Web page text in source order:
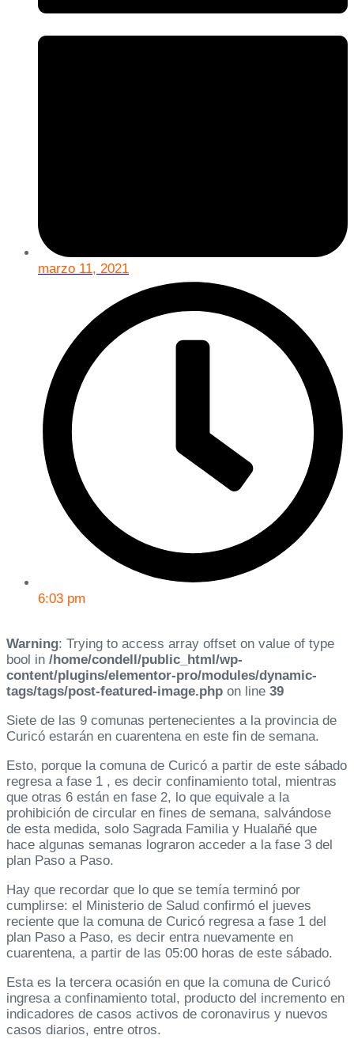
marzo 11, 2021
6:03 pm
Warning: Trying to access array offset on value of type
bool in /home/condell/public_html/wp-
content/plugins/elementor-pro/modules/dynamic-
tags/tags/post-featured-image.php on line 39
Siete de las 9 comunas pertenecientes a la provincia de
Curicó estarán en cuarentena en este fin de semana.
Esto, porque la comuna de Curicó a partir de este sábado
regresa a fase 1 , es decir confinamiento total, mientras
que otras 6 están en fase 2, lo que equivale a la
prohibición de circular en fines de semana, salvándose
de esta medida, solo Sagrada Familia y Hualañé que
hace algunas semanas lograron acceder a la fase 3 del
plan Paso a Paso.
Hay que recordar que lo que se temía terminó por
cumplirse: el Ministerio de Salud confirmó el jueves
reciente que la comuna de Curicó regresa a fase 1 del
plan Paso a Paso, es decir entra nuevamente en
cuarentena, a partir de las 05:00 horas de este sábado.
Esta es la tercera ocasión en que la comuna de Curicó
ingresa a confinamiento total, producto del incremento en
indicadores de casos activos de coronavirus y nuevos
casos diarios, entre otros.